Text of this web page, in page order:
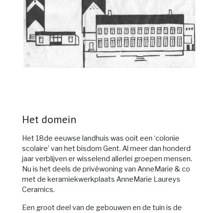
Het domein
Het 18de eeuwse landhuis was ooit een ‘colonie
scolaire’ van het bisdom Gent. Al meer dan honderd
jaar verblijven er wisselend allerlei groepen mensen.
Nu is het deels de privéwoning van AnneMarie & co
met de keramiekwerkplaats AnneMarie Laureys
Ceramics.
Een groot deel van de gebouwen en de tuin is de